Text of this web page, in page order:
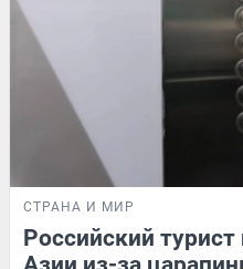
СТРАНА И МИР
Российский